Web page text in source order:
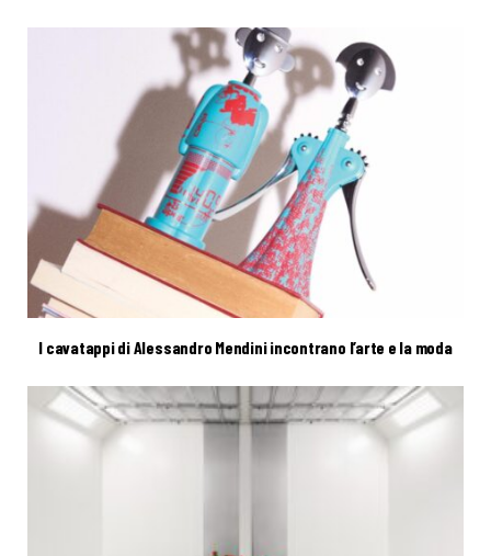
I cavatappi di Alessandro Mendini incontrano l’arte e la moda